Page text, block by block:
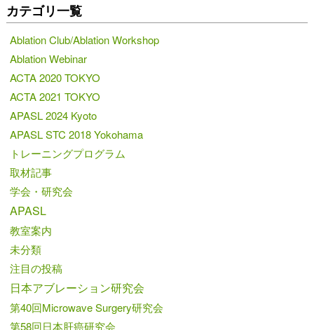
カテゴリ一覧
Ablation Club/Ablation Workshop
Ablation Webinar
ACTA 2020 TOKYO
ACTA 2021 TOKYO
APASL 2024 Kyoto
APASL STC 2018 Yokohama
トレーニングプログラム
取材記事
学会・研究会
APASL
教室案内
未分類
注目の投稿
日本アブレーション研究会
第40回Microwave Surgery研究会
第58回日本肝癌研究会